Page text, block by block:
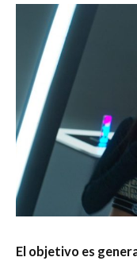
El objetivo es